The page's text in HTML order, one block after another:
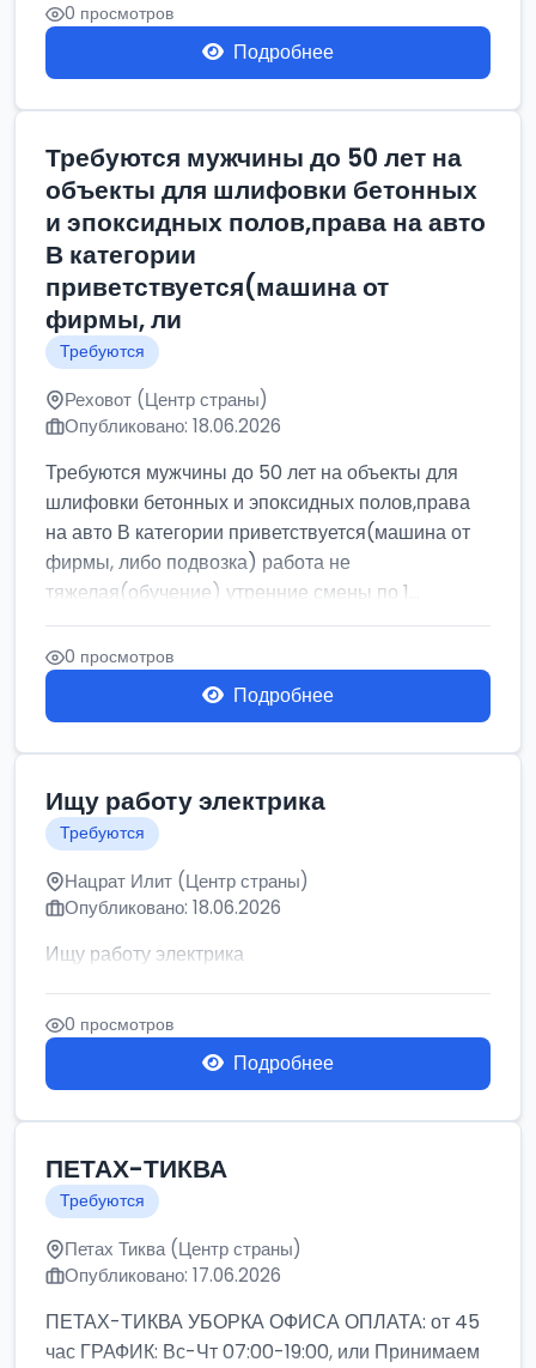
0 просмотров
Подробнее
Требуются мужчины до 50 лет на
объекты для шлифовки бетонных
и эпоксидных полов,права на авто
В категории
приветствуется(машина от
фирмы, ли
Требуются
Реховот (Центр страны)
Опубликовано: 18.06.2026
Требуются мужчины до 50 лет на объекты для
шлифовки бетонных и эпоксидных полов,права
на авто В категории приветствуется(машина от
фирмы, либо подвозка) работа не
тяжелая(обучение) утренние смены по 1...
0 просмотров
Подробнее
Ищу работу электрика
Требуются
Нацрат Илит (Центр страны)
Опубликовано: 18.06.2026
Ищу работу электрика
0 просмотров
Подробнее
ПЕТАХ-ТИКВА
Требуются
Петах Тиква (Центр страны)
Опубликовано: 17.06.2026
ПЕТАХ-ТИКВА УБОРКА ОФИСА ОПЛАТА: от 45
час ГРАФИК: Вс-Чт 07:00-19:00, или Принимаем